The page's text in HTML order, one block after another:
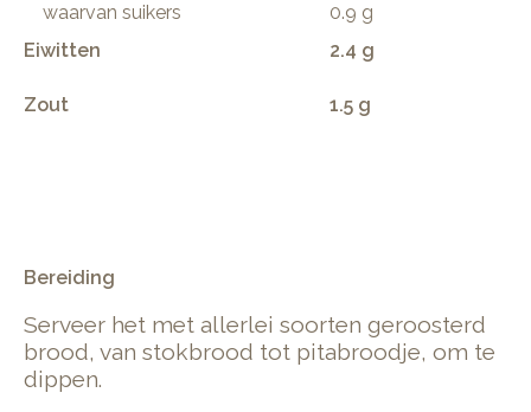
waarvan suikers
0.9 g
Eiwitten
2.4 g
Zout 1.5 g
Bereiding
Serveer het met allerlei soorten geroosterd
brood, van stokbrood tot pitabroodje, om te
dippen.